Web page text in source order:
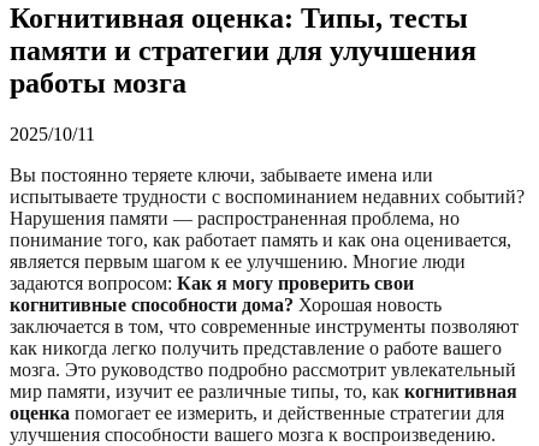
Когнитивная оценка: Типы, тесты
памяти и стратегии для улучшения
работы мозга
2025/10/11
Вы постоянно теряете ключи, забываете имена или
испытываете трудности с воспоминанием недавних событий?
Нарушения памяти — распространенная проблема, но
понимание того, как работает память и как она оценивается,
является первым шагом к ее улучшению. Многие люди
задаются вопросом: Как я могу проверить свои
когнитивные способности дома? Хорошая новость
заключается в том, что современные инструменты позволяют
как никогда легко получить представление о работе вашего
мозга. Это руководство подробно рассмотрит увлекательный
мир памяти, изучит ее различные типы, то, как когнитивная
оценка помогает ее измерить, и действенные стратегии для
улучшения способности вашего мозга к воспроизведению.